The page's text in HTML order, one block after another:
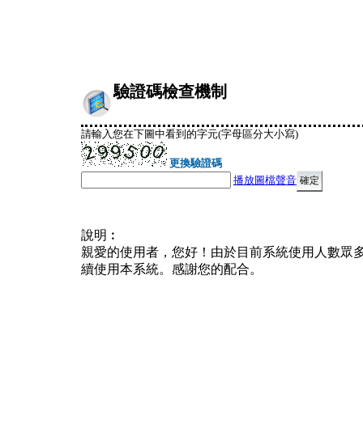
驗證碼檢查機制
請輸入您在下圖中看到的字元(字母區分大小寫)
更換驗證碼
播放圖檔聲音
說明︰
親愛的使用者，您好！由於目前系統使用人數眾
續使用本系統。感謝您的配合。